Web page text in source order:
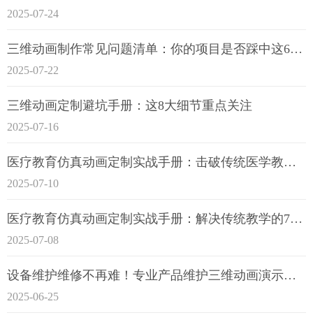
2025-07-24
三维动画制作常见问题清单：你的项目是否踩中这6大技术雷区？
2025-07-22
三维动画定制避坑手册：这8大细节重点关注
2025-07-16
医疗教育仿真动画定制实战手册：击破传统医学教育7大痛点
2025-07-10
医疗教育仿真动画定制实战手册：解决传统教学的7大痛点
2025-07-08
设备维护维修不再难！专业产品维护三维动画演示定制指南
2025-06-25